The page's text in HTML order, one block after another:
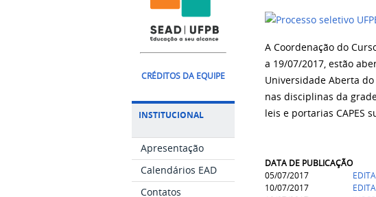
CRÉDITOS DA EQUIPE
INSTITUCIONAL
Apresentação
Calendários EAD
Contatos
A Coordenação do
a 19/07/2017, estão
Universidade Aberta
nas disciplinas da
leis e portarias CAPES
DATA DE PUBLICAÇÃO
05/07/2017
10/07/2017